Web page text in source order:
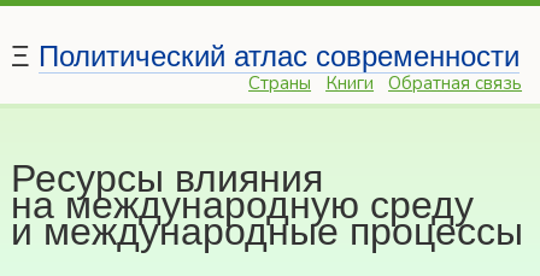
Ξ Политический атлас современности
Страны Книги Обратная связь
Ресурсы влияния
на международную среду
и международные процессы